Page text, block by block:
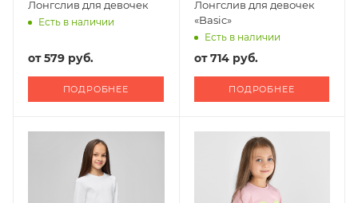
Лонгслив для девочек
Есть в наличии
от579 руб.
ПОДРОБНЕЕ
Лонгслив для девочек
«Basic»
Есть в наличии
от714 руб.
ПОДРОБНЕЕ